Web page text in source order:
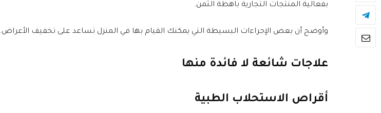
بفعالية المنتجات التجارية باهظة الثمن.
وأوضح أن بعض الإجراءات البسيطة التي يمكنك القيام بها في المنزل تساعد على تخفيف الأعراض.
علاجات شائعة لا فائدة منها
أقراص الاستحلاب الطبية